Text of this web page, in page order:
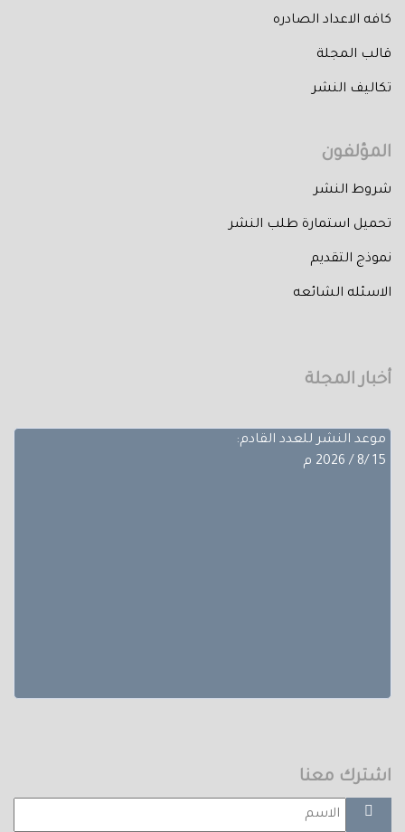
كافه الاعداد الصادره
قالب المجلة
تكاليف النشر
المؤلفون
شروط النشر
تحميل استمارة طلب النشر
نموذج التقديم
الاسئله الشائعه
أخبار المجلة
بحوث ضمن مجالات مختلفة، تجده عبر أعداد المجلة المجلد
10/8/ 2026 م
اشترك معنا